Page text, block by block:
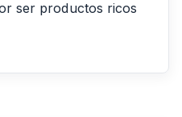
ser productos ricos